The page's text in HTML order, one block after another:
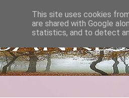
This site uses cookies
are shared with Google
statistics, and to detect